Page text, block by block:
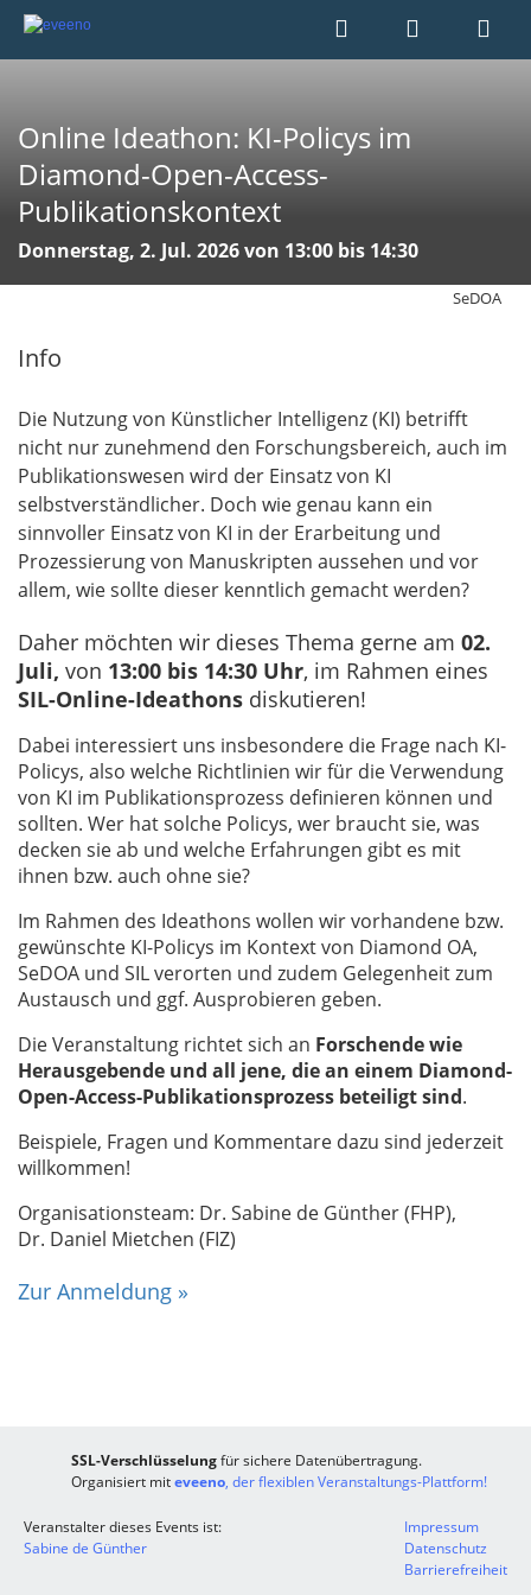
Online Ideathon: KI-Policys im
Diamond-Open-Access-
Publikationskontext
Donnerstag, 2. Jul. 2026 von 13:00 bis 14:30
SeDOA
Info
Die Nutzung von Künstlicher Intelligenz (KI) betrifft
nicht nur zunehmend den Forschungsbereich, auch im
Publikationswesen wird der Einsatz von KI
selbstverständlicher. Doch wie genau kann ein
sinnvoller Einsatz von KI in der Erarbeitung und
Prozessierung von Manuskripten aussehen und vor
allem, wie sollte dieser kenntlich gemacht werden?
Daher möchten wir dieses Thema gerne am 02.
Juli, von 13:00 bis 14:30 Uhr, im Rahmen eines
SIL-Online-Ideathons diskutieren!
Dabei interessiert uns insbesondere die Frage nach KI-
Policys, also welche Richtlinien wir für die Verwendung
von KI im Publikationsprozess definieren können und
sollten. Wer hat solche Policys, wer braucht sie, was
decken sie ab und welche Erfahrungen gibt es mit
ihnen bzw. auch ohne sie?
Im Rahmen des Ideathons wollen wir vorhandene bzw.
gewünschte KI-Policys im Kontext von Diamond OA,
SeDOA und SIL verorten und zudem Gelegenheit zum
Austausch und ggf. Ausprobieren geben.
Die Veranstaltung richtet sich an Forschende wie
Herausgebende und all jene, die an einem Diamond-
Open-Access-Publikationsprozess beteiligt sind.
Beispiele, Fragen und Kommentare dazu sind jederzeit
willkommen!
Organisationsteam: Dr. Sabine de Günther (FHP),
Dr. Daniel Mietchen (FIZ)
Zur Anmeldung »
SSL-Verschlüsselungfür sichere Datenübertragung.
Organisiert miteveeno, der flexiblen Veranstaltungs-Plattform!
Veranstalter dieses Events ist:
Sabine de Günther
Impressum
Datenschutz
Barrierefreiheit